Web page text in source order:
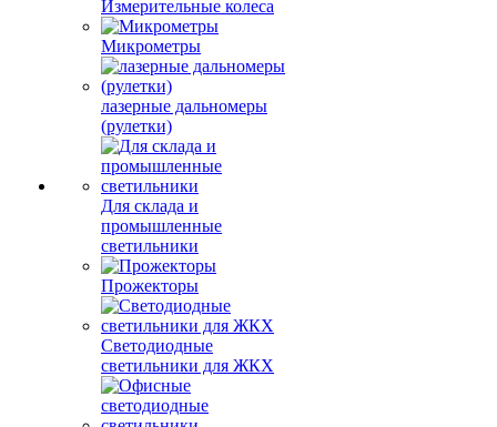
Измерительные колеса
Микрометры
лазерные дальномеры
(рулетки)
Для склада и
промышленные
светильники
Прожекторы
Светодиодные
светильники для ЖКХ